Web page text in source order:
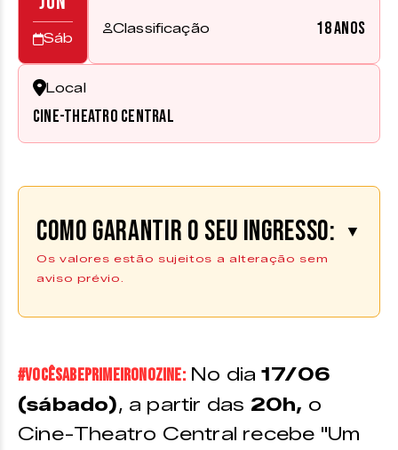
Sáb
Classificação 18 anos
Local
Cine-Theatro Central
Como garantir o seu ingresso: ▼
Os valores estão sujeitos a alteração sem
aviso prévio.
venda físico do Zine Cultural
VALORES
#VocêSabePrimeiroNoZINE:No dia17/06
(sábado), a partir das 20h, o
Cine-Theatro Central recebe "Um